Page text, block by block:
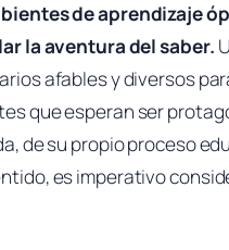
de aprendizaje
la aventura del saber.
afables y diversos
que esperan ser
de su propio proceso
es imperativo